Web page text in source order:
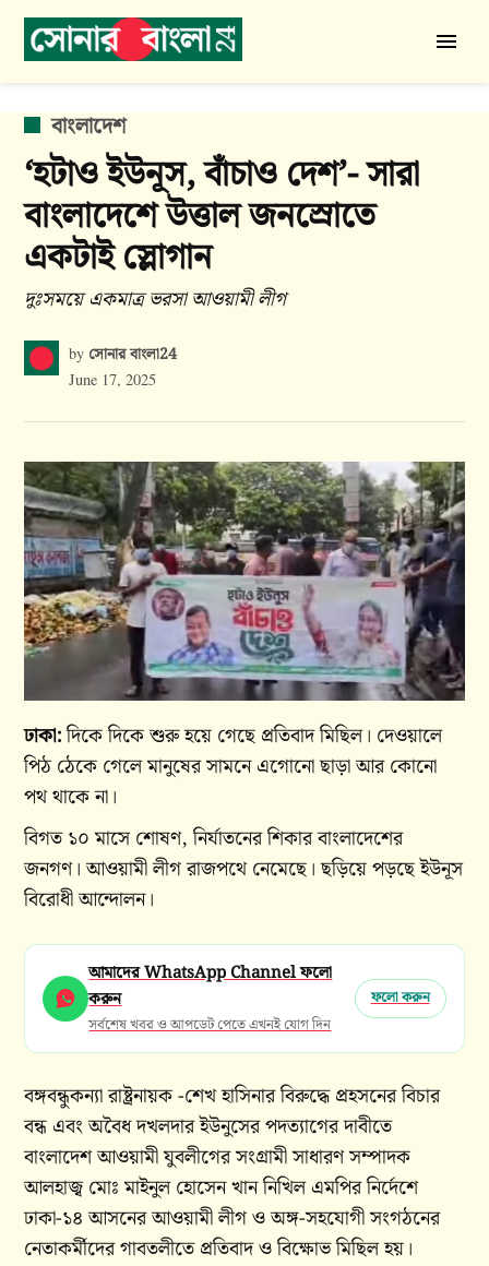
Skip
বাংলা
24
POSTED
IN
বাংলাদেশ
‘হটাও ইউনূস, বাঁচাও দেশ’- সারা
বাংলাদেশে উত্তাল জনস্রোতে
একটাই স্লোগান
দুঃসময়ে একমাত্র ভরসা আওয়ামী লীগ
by সোনার বাংলা24
June 17, 2025
ঢাকা:দিকে দিকে শুরু হয়ে গেছে প্রতিবাদ মিছিল। দেওয়ালে
পিঠ ঠেকে গেলে মানুষের সামনে এগোনো ছাড়া আর কোনো
পথ থাকে না।
বিগত ১০ মাসে শোষণ, নির্যাতনের শিকার বাংলাদেশের
জনগণ। আওয়ামী লীগ রাজপথে নেমেছে। ছড়িয়ে পড়ছে ইউনূস
বিরোধী আন্দোলন।
আমাদের WhatsApp Channel ফলো
করুন
সর্বশেষ খবর ও আপডেট পেতে এখনই যোগ দিন
ফলো করুন
বঙ্গবন্ধুকন্যা রাষ্ট্রনায়ক -শেখ হাসিনার বিরুদ্ধে প্রহসনের বিচার
বন্ধ এবং অবৈধ দখলদার ইউনুসের পদত্যাগের দাবীতে
বাংলাদেশ আওয়ামী যুবলীগের সংগ্রামী সাধারণ সম্পাদক
আলহাজ্ব মোঃ মাইনুল হোসেন খান নিখিল এমপির নির্দেশে
ঢাকা-১৪ আসনের আওয়ামী লীগ ও অঙ্গ-সহযোগী সংগঠনের
নেতাকর্মীদের গাবতলীতে প্রতিবাদ ও বিক্ষোভ মিছিল হয়।